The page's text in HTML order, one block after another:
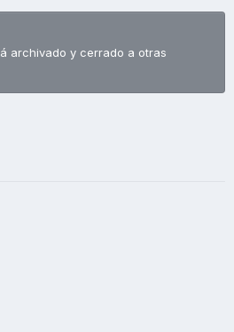
archivado y cerrado a otras